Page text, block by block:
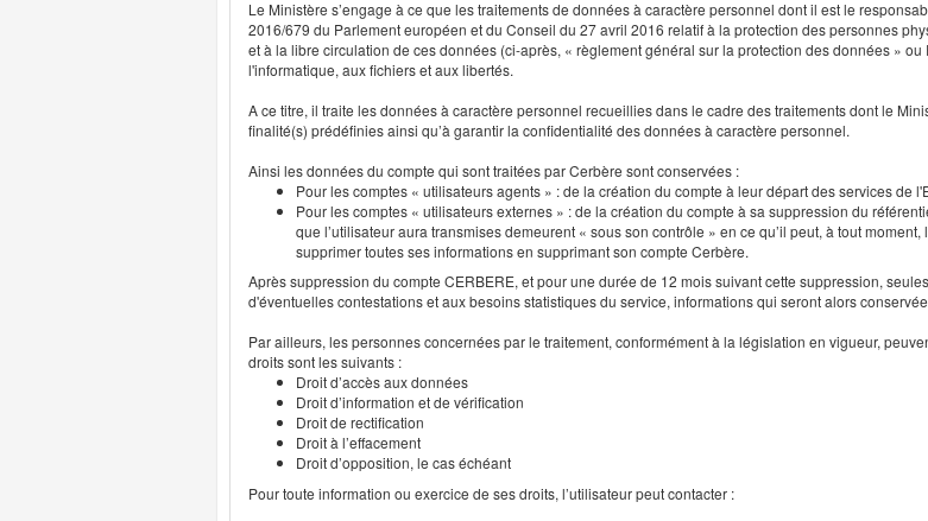
Le Ministère s’engage à ce que les traitements de données à caractère personnel dont il est le
2016/679 du Parlement européen et du Conseil du 27 avril 2016 relatif à la protection des personnes
et à la libre circulation de ces données (ci-après, « règlement général sur la protection des données »
l'informatique, aux fichiers et aux libertés.
A ce titre, il traite les données à caractère personnel recueillies dans le cadre des traitements dont le
finalité(s) prédéfinies ainsi qu’à garantir la confidentialité des données à caractère personnel.
Ainsi les données du compte qui sont traitées par Cerbère sont conservées :
Pour les comptes « utilisateurs agents » : de la création du compte à leur départ des services de
Pour les comptes « utilisateurs externes » : de la création du compte à sa suppression du
que l’utilisateur aura transmises demeurent « sous son contrôle » en ce qu’il peut, à tout
supprimer toutes ses informations en supprimant son compte Cerbère.
Après suppression du compte CERBERE, et pour une durée de 12 mois suivant cette suppression,
d'éventuelles contestations et aux besoins statistiques du service, informations qui seront alors
Par ailleurs, les personnes concernées par le traitement, conformément à la législation en vigueur,
droits sont les suivants :
Droit d’accès aux données
Droit d’information et de vérification
Droit de rectification
Droit à l’effacement
Droit d’opposition, le cas échéant
Pour toute information ou exercice de ses droits, l’utilisateur peut contacter :